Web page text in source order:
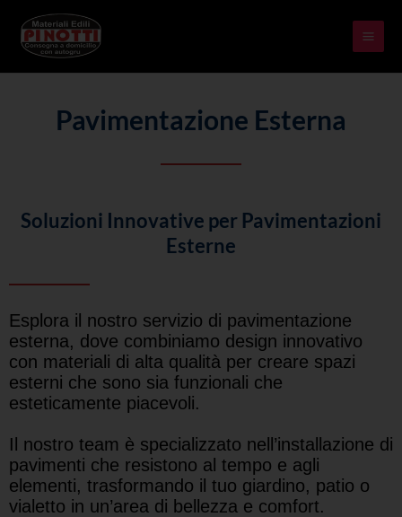
content
Pavimentazione Esterna
Soluzioni Innovative per Pavimentazioni
Esterne
Esplora il nostro servizio di pavimentazione
esterna, dove combiniamo design innovativo
con materiali di alta qualità per creare spazi
esterni che sono sia funzionali che
esteticamente piacevoli.
Il nostro team è specializzato nell’installazione di
pavimenti che resistono al tempo e agli
elementi, trasformando il tuo giardino, patio o
vialetto in un’area di bellezza e comfort.